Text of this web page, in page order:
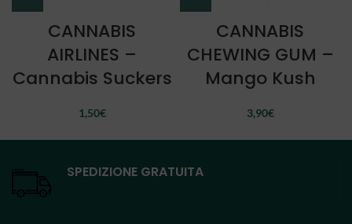
CANNABIS
AIRLINES –
Cannabis Suckers
1,50€
CANNABIS
CHEWING GUM –
Mango Kush
3,90€
SPEDIZIONE GRATUITA